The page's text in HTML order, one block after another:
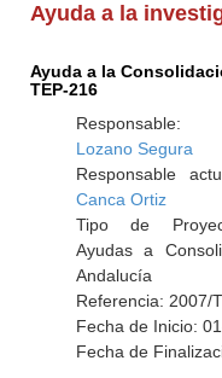
Ayuda a la
Ayuda a la
TEP-216
Responsable:
Lozano Segura
Responsable
Canca Ortiz
Tipo de
Ayudas a
Andalucía
Referencia: 2007/
Fecha de Inicio:
Fecha de